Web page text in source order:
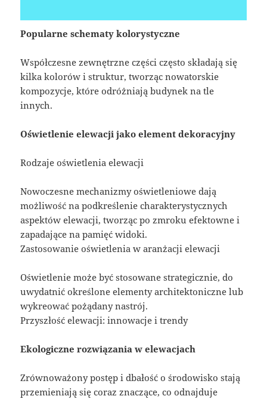
Popularne schematy kolorystyczne
Współczesne zewnętrzne części często składają się
kilka kolorów i struktur, tworząc nowatorskie
kompozycje, które odróżniają budynek na tle
innych.
Oświetlenie elewacji jako element dekoracyjny
Rodzaje oświetlenia elewacji
Nowoczesne mechanizmy oświetleniowe dają
możliwość na podkreślenie charakterystycznych
aspektów elewacji, tworząc po zmroku efektowne i
zapadające na pamięć widoki.
Zastosowanie oświetlenia w aranżacji elewacji
Oświetlenie może być stosowane strategicznie, do
uwydatnić określone elementy architektoniczne lub
wykreować pożądany nastrój.
Przyszłość elewacji: innowacje i trendy
Ekologiczne rozwiązania w elewacjach
Zrównoważony postęp i dbałość o środowisko stają
przemieniają się coraz znaczące, co odnajduje